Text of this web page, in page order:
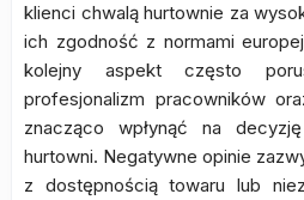
klienci chwalą hurtownie za
ich zgodność z normami
kolejny aspekt często
profesjonalizm pracowników
znacząco wpłynąć na
hurtowni. Negatywne opinie
z dostępnością towaru lub